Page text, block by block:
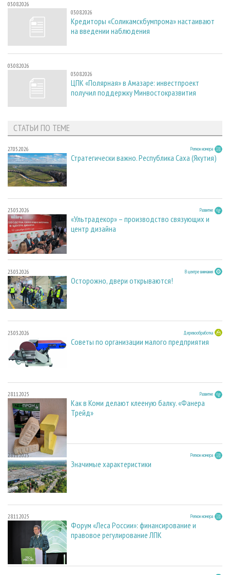
03.08.2026
03.08.2026
Кредиторы «Соликамскбумпрома» настаивают
на введении наблюдения
03.08.2026
03.08.2026
ЦПК «Полярная» в Амазаре: инвестпроект
получил поддержку Минвостокразвития
СТАТЬИ ПО ТЕМЕ
27.05.2026 Регион номера
Стратегически важно. Республика Саха (Якутия)
23.03.2026 Развитие
«Ультрадекор» – производство связующих и
центр дизайна
23.03.2026 В центре внимания
Осторожно, двери открываются!
23.03.2026 Деревообработка
Советы по организации малого предприятия
28.11.2025 Развитие
Как в Коми делают клееную балку. «Фанера
Трейд»
28.11.2025 Регион номера
Значимые характеристики
28.11.2025 Регион номера
Форум «Леса России»: финансирование и
правовое регулирование ЛПК